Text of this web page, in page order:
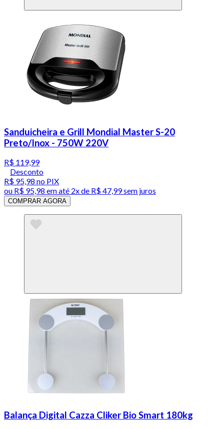
Sanduicheira e Grill Mondial Master S-20
Preto/Inox - 750W 220V
R$ 119,99
Desconto
R$ 95,98 no PIX
ou R$ 95,98 em até 2x de R$ 47,99 sem juros
COMPRAR AGORA
Balança Digital Cazza Cliker Bio Smart 180kg